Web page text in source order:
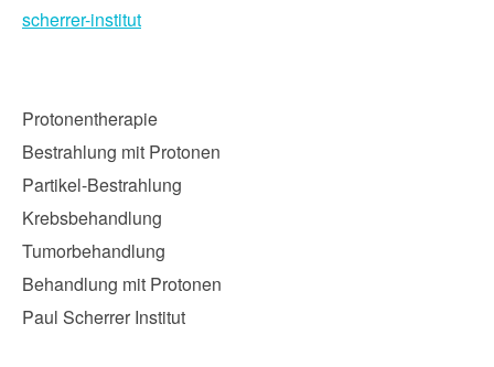
scherrer-institut
Protonentherapie
Bestrahlung mit Protonen
Partikel-Bestrahlung
Krebsbehandlung
Tumorbehandlung
Behandlung mit Protonen
Paul Scherrer Institut